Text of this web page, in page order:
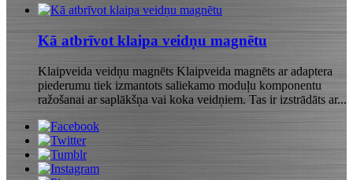
Kā atbrīvot klaipa veidņu magnētu
Klaipveida veidņu magnēts Klaipveida magnēts ar adaptera
piederumu tiek izmantots saliekamo moduļu komponentu
ražošanai ar saplākšņa vai koka veidņiem. Tas ir izstrādāts ar...